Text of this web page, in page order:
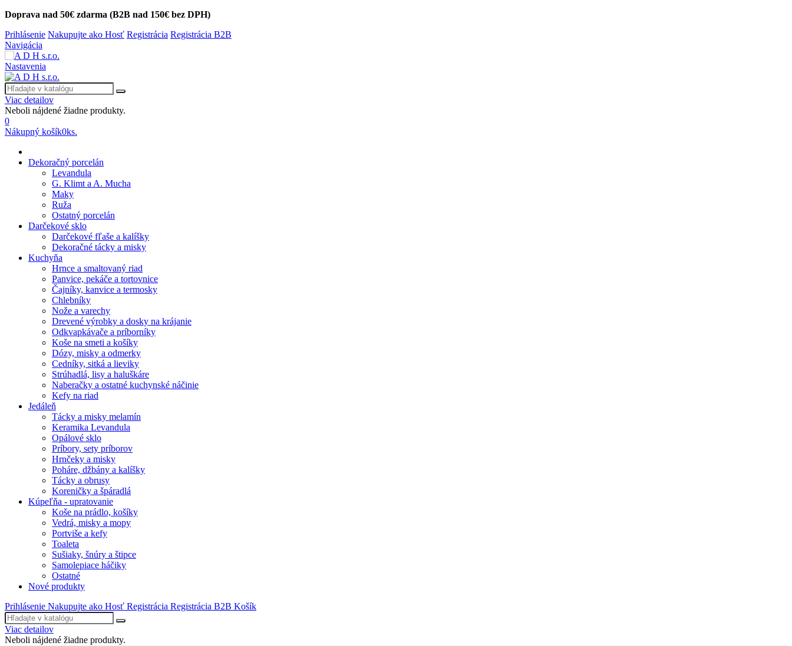
Doprava nad 50€ zdarma (B2B nad 150€ bez DPH)
Prihlásenie Nakupujte ako Hosť Registrácia Registrácia B2B
Navigácia
Nastavenia
Viac detailov
Neboli nájdené žiadne produkty.
0
Nákupný košík0ks.
Dekoračný porcelán
Levandula
G. Klimt a A. Mucha
Maky
Ruža
Ostatný porcelán
Darčekové sklo
Darčekové fľaše a kalíšky
Dekoračné tácky a misky
Kuchyňa
Hrnce a smaltovaný riad
Panvice, pekáče a tortovnice
Čajníky, kanvice a termosky
Chlebníky
Nože a varechy
Drevené výrobky a dosky na krájanie
Odkvapkávače a príborníky
Koše na smeti a košíky
Dózy, misky a odmerky
Cedníky, sitká a lieviky
Strúhadlá, lisy a haluškáre
Naberačky a ostatné kuchynské náčinie
Kefy na riad
Jedáleň
Tácky a misky melamín
Keramika Levandula
Opálové sklo
Príbory, sety príborov
Hrnčeky a misky
Poháre, džbány a kalíšky
Tácky a obrusy
Koreničky a špáradlá
Kúpeľňa - upratovanie
Koše na prádlo, košíky
Vedrá, misky a mopy
Portviše a kefy
Toaleta
Sušiaky, šnúry a štipce
Samolepiace háčiky
Ostatné
Nové produkty
Prihlásenie Nakupujte ako Hosť Registrácia Registrácia B2B Košík
Viac detailov
Neboli nájdené žiadne produkty.